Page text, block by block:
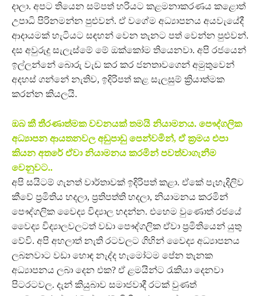
දාලා. අපට තියෙන සම්පත් හරියට කළමනාකරණය කළොත්
උපාධි පිරිනමන්න පුළුවන්. ඒ වගේම අධ්‍යාපනය අයවැයේදී
ආදායමක් හැටියට සඳහන් වෙන තැනට පත් වෙන්න පුළුවන්.
දස අවුරුදු සැලැස්මේ මේ ඔක්කෝම තියෙනවා. අපි රජයෙන්
ඉල්ලන්නේ බොරු වැඩ කර කර ජනතාවගෙන් අමුතුවෙන්
අදහස් ගන්නේ නැතිව, ඉදිරිපත් කළ සැලසුම් ක්‍රියාත්මක
කරන්න කියලයි.
ඔබ කී තීරණාත්මක වචනයක් තමයි නියාමනය. පෞද්ගලික
අධ්‍යාපන ආයතනවල අඩුපාඩු පෙන්වමින්, ඒ ක්‍රමය එපා
කියන අතරේ ඒවා නියාමනය කරමින් පවත්වාගැනීම
වෙනුවට..
අපි සයිටම් ගැනත් වාර්තාවක් ඉදිරිපත් කළා. ඒකේ පැහැදිලිව
කීවේ ප්‍රමිතිය හදලා, ප්‍රතිපත්ති හදලා, නියාමනය කරමින්
පෞද්ගලික වෛද්‍ය විද්‍යාල හදන්න. එහෙම වුණොත් රජයේ
වෛද්‍ය විද්‍යාලවලටත් වඩා පෞද්ගලික ඒවා ප්‍රමිතියෙන් යුතු
වේවි. අපි අහලාත් නැති රටවලට ගිහින් වෛද්‍ය අධ්‍යාපනය
ලබනවාට වඩා හොඳ නැද්ද හැමෝටම පේන තැනක
අධ්‍යාපනය ලබා දෙන එක? ඒ ළමයින්ට රැකියා දෙනවා
පිටරටවල. දැන් කියුබාව සමාජවාදී රටක් වුණත්